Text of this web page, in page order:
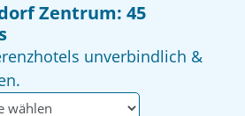
Zentrum: 45
unverbindlich &